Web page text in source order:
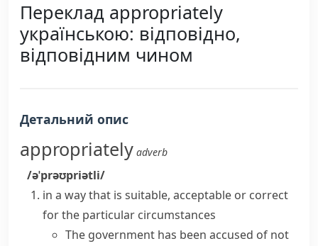
Переклад appropriately
українською: відповідно,
відповідним чином
Детальний опис
appropriately adverb
/əˈprəʊpriətli/
in a way that is suitable, acceptable or correct
for the particular circumstances
The government has been accused of not